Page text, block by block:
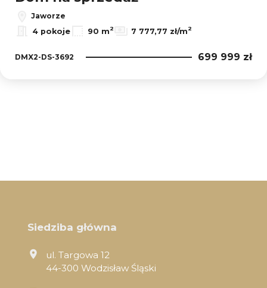
Jaworze
4 pokoje
90 m2 7 777,77 zł/m2
DMX2-DS-3692 699 999 zł
Siedziba główna
ul. Targowa 12
44-300 Wodzisław Śląski